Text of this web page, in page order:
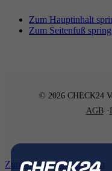
Zum Hauptinhalt
Zum Seitenfuß
© 2026 CHECK24
AGB
Zum Hauptinhalt springen